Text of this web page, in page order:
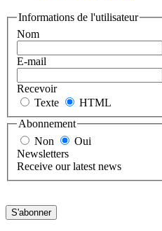
Informations de l'utilisateur
Nom
E-mail
Recevoir
Texte
HTML
Abonnement
Non
Oui
Newsletters
Receive our latest news